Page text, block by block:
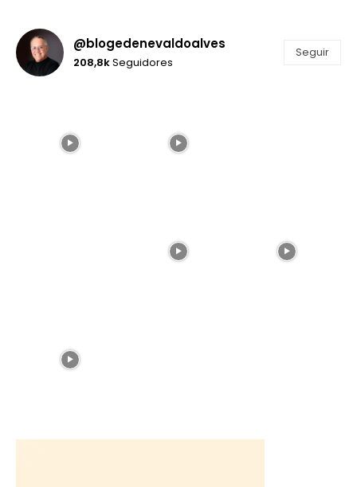
@blogedenevaldoalves
208,8kSeguidores
Seguir